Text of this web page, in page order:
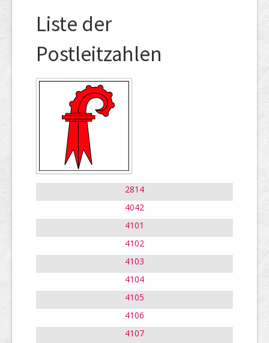
Liste der
Postleitzahlen
2814
4042
4101
4102
4103
4104
4105
4106
4107